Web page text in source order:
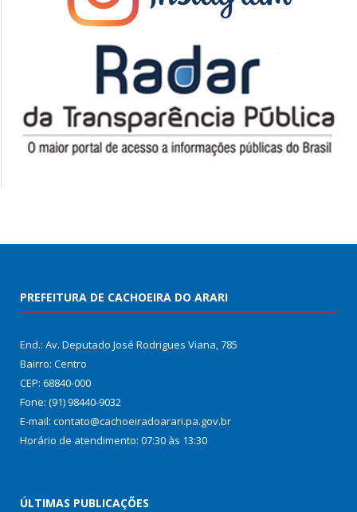
PREFEITURA DE CACHOEIRA DO ARARI
End.: Av. Deputado José Rodrigues Viana, 785
Bairro: Centro
CEP: 68840-000
Fone: (91) 98440-9032
E-mail: contato@cachoeiradoarari.pa.gov.br
Horário de atendimento: 07:30 às 13:30
ÚLTIMAS PUBLICAÇÕES